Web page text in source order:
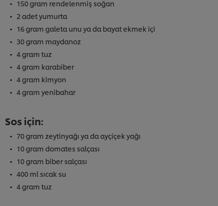
150 gram rendelenmiş soğan
2 adet yumurta
16 gram galeta unu ya da bayat ekmek içi
30 gram maydanoz
4 gram tuz
4 gram karabiber
4 gram kimyon
4 gram yenibahar
Sos için:
70 gram zeytinyağı ya da ayçiçek yağı
10 gram domates salçası
10 gram biber salçası
400 ml sıcak su
4 gram tuz